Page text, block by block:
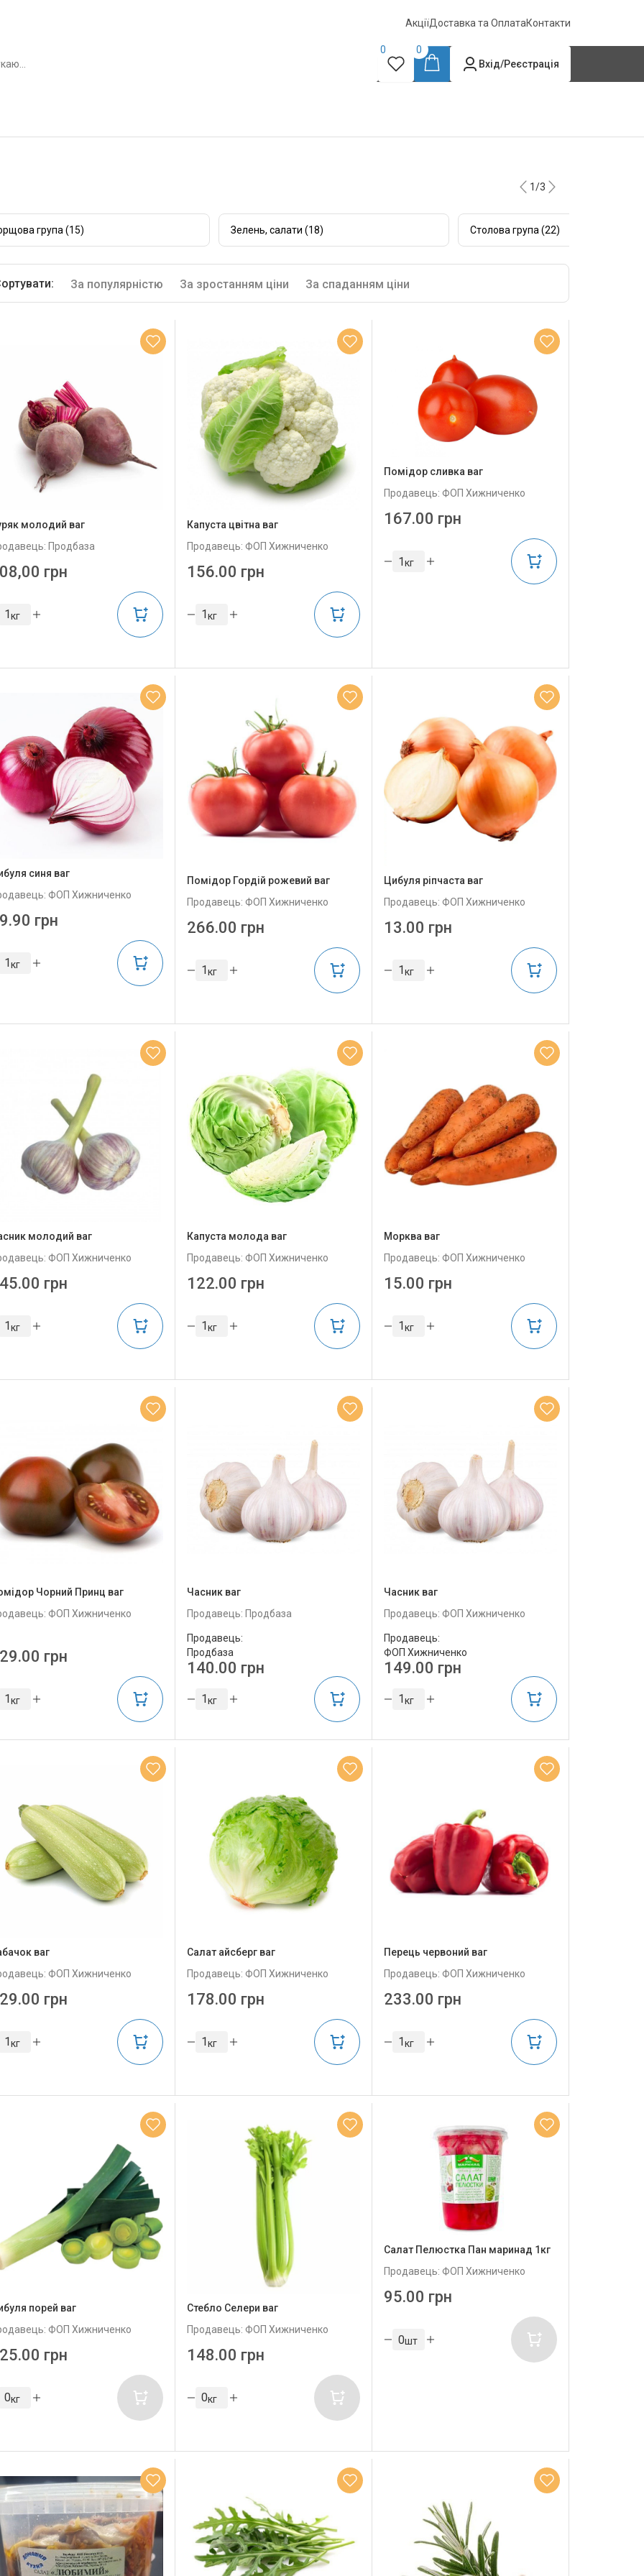
АкціїДоставка та ОплатаКонтакти
0
0
Вхід/Реєстрація
1/3
група (15) Зелень, салати (18) Столова група (22)
За популярністю За зростанням ціни За спаданням ціни
молодий ваг
Продбаза
грн
кг
Капуста цвітна ваг
Продавець: ФОП Хижниченко
156.00 грн
кг
Помідор сливка ваг
Продавець: ФОП Хижниченко
167.00 грн
кг
синя ваг
ФОП Хижниченко
грн
кг
Помідор Гордій рожевий ваг
Продавець: ФОП Хижниченко
266.00 грн
кг
Цибуля ріпчаста ваг
Продавець: ФОП Хижниченко
13.00 грн
кг
молодий ваг
ФОП Хижниченко
грн
кг
Капуста молода ваг
Продавець: ФОП Хижниченко
122.00 грн
кг
Морква ваг
Продавець: ФОП Хижниченко
15.00 грн
кг
Чорний Принц ваг
ФОП Хижниченко
грн
кг
Часник ваг
Продавець: Продбаза
Продавець:
Продбаза
140.00 грн
кг
Часник ваг
Продавець: ФОП Хижниченко
Продавець:
ФОП Хижниченко
149.00 грн
кг
ваг
ФОП Хижниченко
грн
кг
Салат айсберг ваг
Продавець: ФОП Хижниченко
178.00 грн
кг
Перець червоний ваг
Продавець: ФОП Хижниченко
233.00 грн
кг
порей ваг
ФОП Хижниченко
грн
кг
Стебло Селери ваг
Продавець: ФОП Хижниченко
148.00 грн
кг
Салат Пелюстка Пан маринад 1кг
Продавець: ФОП Хижниченко
95.00 грн
шт